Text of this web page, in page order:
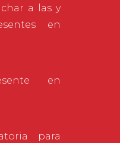
a las y
en
en
para